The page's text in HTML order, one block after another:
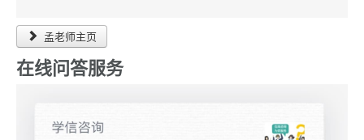
孟老师主页
在线问答服务